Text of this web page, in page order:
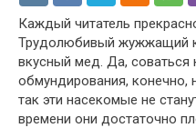
Каждый читатель
Трудолюбивый жужжащий
вкусный мед. Да, соваться
обмундирования, конечно,
так эти насекомые не
времени они достаточно